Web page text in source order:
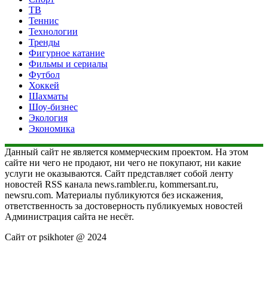
ТВ
Теннис
Технологии
Тренды
Фигурное катание
Фильмы и сериалы
Футбол
Хоккей
Шахматы
Шоу-бизнес
Экология
Экономика
Данный сайт не является коммерческим проектом. На этом
сайте ни чего не продают, ни чего не покупают, ни какие
услуги не оказываются. Сайт представляет собой ленту
новостей RSS канала news.rambler.ru, kommersant.ru,
newsru.com. Материалы публикуются без искажения,
ответственность за достоверность публикуемых новостей
Администрация сайта не несёт.
Сайт от psikhoter @ 2024